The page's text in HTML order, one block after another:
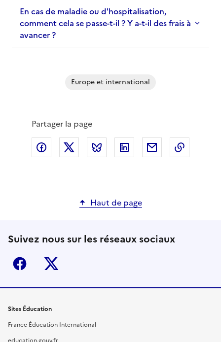
En cas de maladie ou d'hospitalisation,
comment cela se passe-t-il ? Y a-t-il des frais à
avancer ?
Europe et international
Partager la page
Partager via Facebook
Partager via XPartager via Bluesky
Partager via LinkedIn
Partager par
Haut de page
Suivez nous sur les réseaux sociaux
Facebook
Sites Éducation
France Éducation International